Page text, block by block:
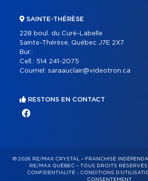
SAINTE-THÉRÈSE
228 boul. du Curé-Labelle
Sainte-Thérèse, Québec J7E 2X7
Bur.:
Cell.: 514 241-2075
Courriel: saraauclair@videotron.ca
RESTONS EN CONTACT
© 2026 RE/MAX CRYSTAL – FRANCHISÉ
RE/MAX QUÉBEC – TOUS DROITS
CONFIDENTIALITÉ- CONDITIONS
CONSENTEMENT